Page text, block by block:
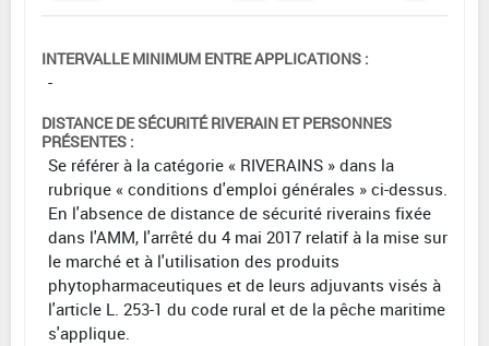
INTERVALLE MINIMUM ENTRE APPLICATIONS :
-
DISTANCE DE SÉCURITÉ RIVERAIN ET PERSONNES
PRÉSENTES :
Se référer à la catégorie « RIVERAINS » dans la
rubrique « conditions d'emploi générales » ci-dessus.
En l'absence de distance de sécurité riverains fixée
dans l'AMM, l'arrêté du 4 mai 2017 relatif à la mise sur
le marché et à l'utilisation des produits
phytopharmaceutiques et de leurs adjuvants visés à
l'article L. 253-1 du code rural et de la pêche maritime
s'applique.